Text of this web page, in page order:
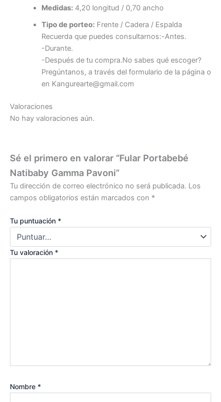
Medidas:4,20 longitud / 0,70 ancho
Tipo de porteo:Frente / Cadera / Espalda
Recuerda que puedes consultarnos:-Antes.
-Durante.
-Después de tu compra.No sabes qué escoger?
Pregúntanos, a través del formulario de la página o
en Kangurearte@gmail.com
Valoraciones
No hay valoraciones aún.
Sé el primero en valorar “Fular Portabebé
Natibaby Gamma Pavoni”
Tu dirección de correo electrónico no será publicada. Los
campos obligatorios están marcados con *
Tu puntuación *
Tu valoración *
Nombre *